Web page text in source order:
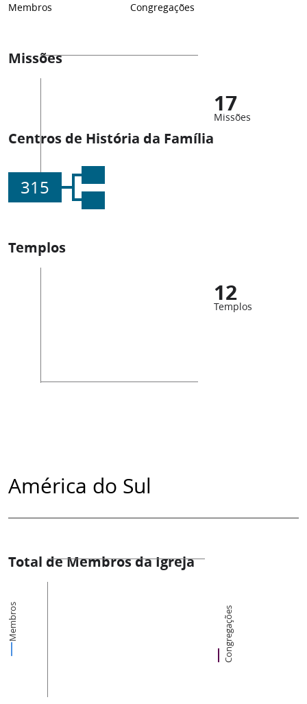
Membros Congregações
Missões
17
Missões
Centros de História da Família
315
Templos
12
Templos
América do Sul
Total de Membros da Igreja
Membros Congregações